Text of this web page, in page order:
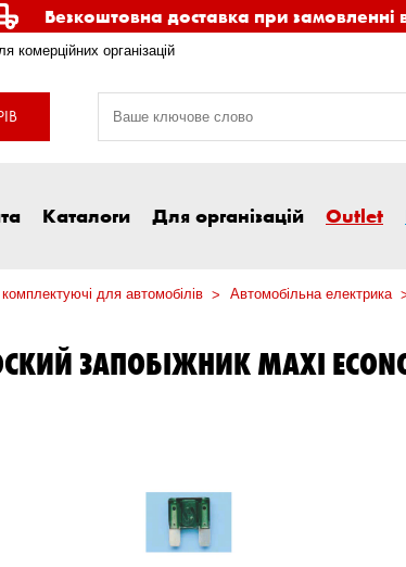
Безкоштовна доставка при замовленні
комерційних організацій
Каталоги Для організацій Outlet
для автомобілів Автомобільна електрика
ЗАПОБІЖНИК MAXI